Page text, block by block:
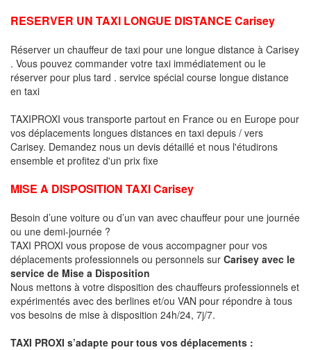
RESERVER UN TAXI LONGUE DISTANCE Carisey
Réserver un chauffeur de taxi pour une longue distance à Carisey
. Vous pouvez commander votre taxi immédiatement ou le
réserver pour plus tard . service spécial course longue distance
en taxi
TAXIPROXI vous transporte partout en France ou en Europe pour
vos déplacements longues distances en taxi depuis / vers
Carisey. Demandez nous un devis détaillé et nous l'étudirons
ensemble et profitez d'un prix fixe
MISE A DISPOSITION TAXI Carisey
Besoin d’une voiture ou d’un van avec chauffeur pour une journée
ou une demi-journée ?
TAXI PROXI vous propose de vous accompagner pour vos
déplacements professionnels ou personnels sur Carisey avec le
service de Mise a Disposition
Nous mettons à votre disposition des chauffeurs professionnels et
expérimentés avec des berlines et/ou VAN pour répondre à tous
vos besoins de mise à disposition 24h/24, 7j/7.
TAXI PROXI s’adapte pour tous vos déplacements :